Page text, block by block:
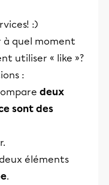
:)
à quel moment
utiliser « like »?
:
deux
sont des
éléments
.